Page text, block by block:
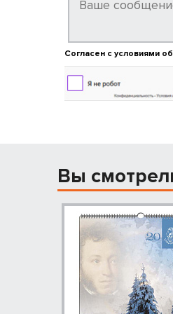
Согласен с условиями
Вы